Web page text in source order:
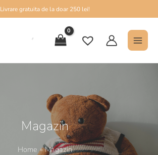
Livrare gratuita de la doar 250 lei!
Magazin
Home Magazin